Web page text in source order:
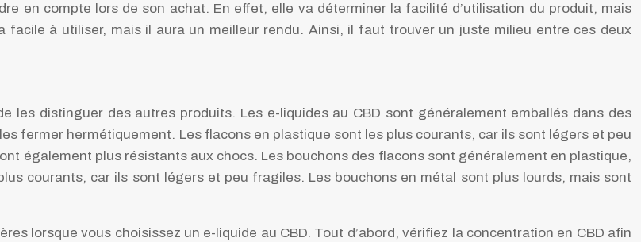
en compte lors de son achat. En effet, elle va déterminer la facilité d’utilisation du produit, mais
à utiliser, mais il aura un meilleur rendu. Ainsi, il faut trouver un juste milieu entre ces deux
les distinguer des autres produits. Les e-liquides au CBD sont généralement emballés dans des
fermer hermétiquement. Les flacons en plastique sont les plus courants, car ils sont légers et peu
également plus résistants aux chocs. Les bouchons des flacons sont généralement en plastique,
courants, car ils sont légers et peu fragiles. Les bouchons en métal sont plus lourds, mais sont
lorsque vous choisissez un e-liquide au CBD. Tout d’abord, vérifiez la concentration en CBD afin